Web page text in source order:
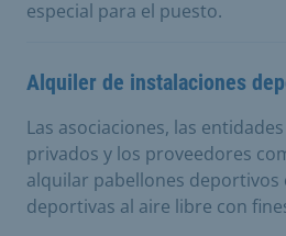
especial para el puesto.
Alquiler de instalaciones
Las asociaciones, las
privados y los proveedores
alquilar pabellones deportivos
deportivas al aire libre con